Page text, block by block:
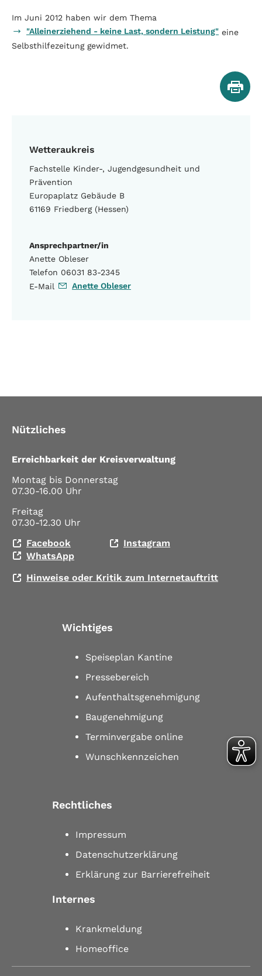
Wetteraukreis
Fachstelle Kinder-, Jugendgesundheit und
Prävention
Europaplatz Gebäude B
61169 Friedberg (Hessen)
Ansprechpartner/in
Anette Obleser
Telefon 06031 83-2345
E-Mail
Anette Obleser
Im Juni 2012 haben wir dem Thema
"Alleinerziehend - keine Last, sondern Leistung" eine
Selbsthilfezeitung gewidmet.
Nützliches
Erreichbarkeit der Kreisverwaltung
Montag bis Donnerstag
07.30-16.00 Uhr
Freitag
07.30-12.30 Uhr
Facebook
Instagram
WhatsApp
Hinweise oder Kritik zum Internetauftritt
Wichtiges
Speiseplan Kantine
Pressebereich
Aufenthaltsgenehmigung
Baugenehmigung
Terminvergabe online
Wunschkennzeichen
Rechtliches
Impressum
Datenschutzerklärung
Erklärung zur Barrierefreiheit
Internes
Krankmeldung
Homeoffice